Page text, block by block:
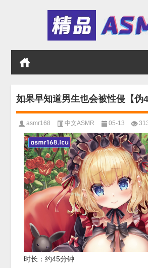
如果早知道男生也会被性侵【伪4
asmr168 中文ASMR 05-13
时长：约45分钟